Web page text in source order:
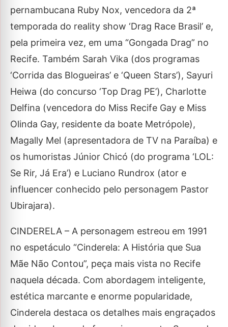
pernambucana Ruby Nox, vencedora da 2ª
temporada do reality show ‘Drag Race Brasil’ e,
pela primeira vez, em uma “Gongada Drag” no
Recife. Também Sarah Vika (dos programas
‘Corrida das Blogueiras’ e ‘Queen Stars’), Sayuri
Heiwa (do concurso ‘Top Drag PE’), Charlotte
Delfina (vencedora do Miss Recife Gay e Miss
Olinda Gay, residente da boate Metrópole),
Magally Mel (apresentadora de TV na Paraíba) e
os humoristas Júnior Chicó (do programa ‘LOL:
Se Rir, Já Era’) e Luciano Rundrox (ator e
influencer conhecido pelo personagem Pastor
Ubirajara).
CINDERELA – A personagem estreou em 1991
no espetáculo “Cinderela: A História que Sua
Mãe Não Contou”, peça mais vista no Recife
naquela década. Com abordagem inteligente,
estética marcante e enorme popularidade,
Cinderela destaca os detalhes mais engraçados